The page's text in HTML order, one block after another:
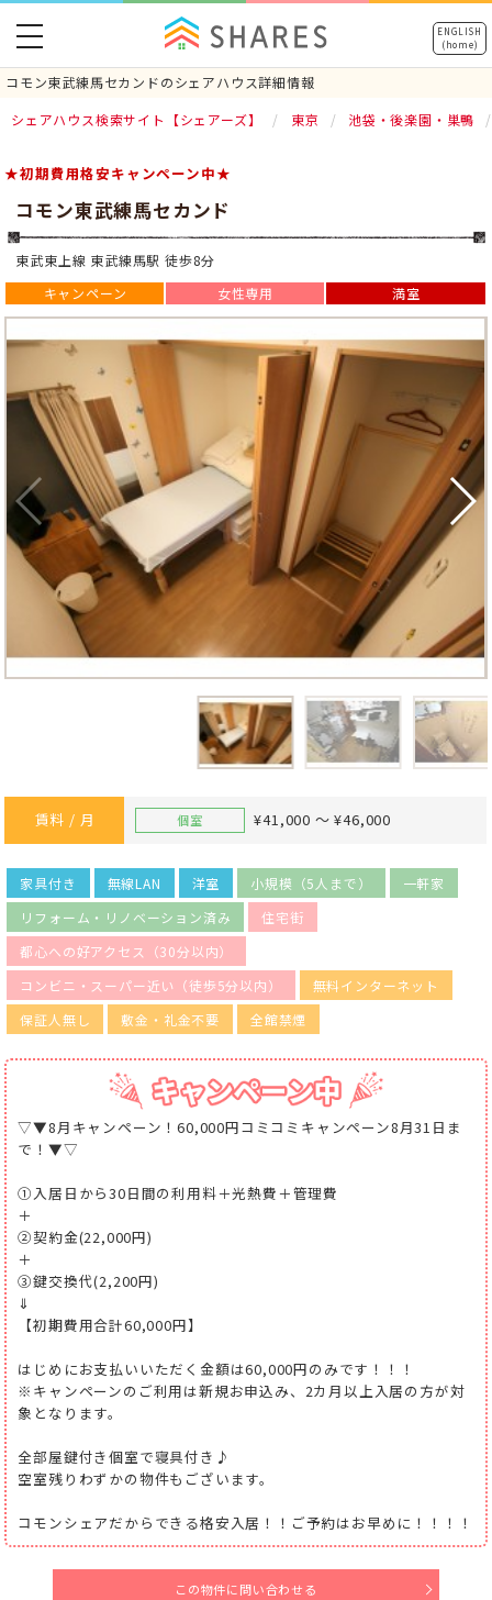
ENGLISH
(home)
コモン東武練馬セカンドのシェアハウス詳細情報
toggle
navigation
シェアハウス検索サイト【シェアーズ】 東京 池袋・後楽園・巣鴨
★初期費用格安キャンペーン中★
コモン東武練馬セカンド
東武東上線 東武練馬駅 徒歩8分
キャンペーン
女性専用 満室
賃料 / 月 個室 ¥41,000 ～ ¥46,000
家具付き 無線LAN 洋室 小規模（5人まで）
一軒家
リフォーム・リノベーション済み
住宅街
都心への好アクセス（30分以内）
コンビニ・スーパー近い（徒歩5分以内）
無料インターネット
保証人無し
敷金・礼金不要 全館禁煙
▽▼8月キャンペーン！60,000円コミコミキャンペーン8月31日ま
で！▼▽
①入居日から30日間の利用料＋光熱費＋管理費
＋
②契約金(22,000円)
＋
③鍵交換代(2,200円)
⇓
【初期費用合計60,000円】
はじめにお支払いいただく金額は60,000円のみです！！！
※キャンペーンのご利用は新規お申込み、2カ月以上入居の方が対
象となります。
全部屋鍵付き個室で寝具付き♪
空室残りわずかの物件もございます。
コモンシェアだからできる格安入居！！ご予約はお早めに！！！！
この物件に問い合わせる